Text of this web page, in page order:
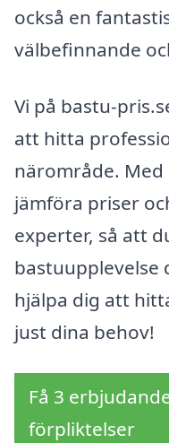
också en
välbefinnande
Vi på bastu-
att hitta
närområde. Med
jämföra priser
experter, så att
bastuupplevelse
hjälpa dig att
just dina behov!
Få 3
förpliktelser